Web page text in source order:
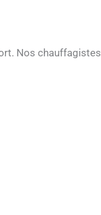
Nos chauffagistes